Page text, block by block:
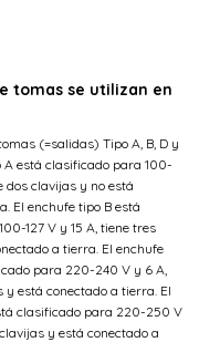
tomas se utilizan en
(=salidas) Tipo A, B, D y
A está clasificado para 100-
dos clavijas y no está
El enchufe tipo B está
127 V y 15 A, tiene tres
a tierra. El enchufe
para 220-240 V y 6 A,
y está conectado a tierra. El
clasificado para 220-250 V
y está conectado a